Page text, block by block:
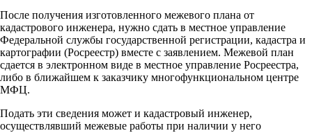
После получения изготовленного межевого плана от
кадастрового инженера, нужно сдать в местное управление
Федеральной службы государственной регистрации, кадастра и
картографии (Росреестр) вместе с заявлением. Межевой план
сдается в электронном виде в местное управление Росреестра,
либо в ближайшем к заказчику многофункциональном центре
МФЦ.
Подать эти сведения может и кадастровый инженер,
осуществлявший межевые работы при наличии у него